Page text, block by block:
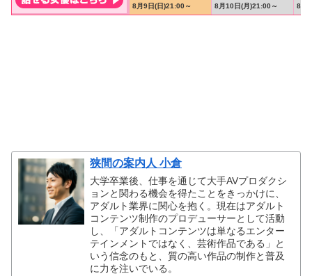
狭間の案内人 小倉
大学卒業後、仕事を通じて大手AVプロダクシ
ョンと関わる機会を得たことをきっかけに、
アダルト業界に関心を抱く。現在はアダルト
コンテンツ制作のプロデューサーとして活動
し、「アダルトコンテンツは単なるエンター
テインメントではなく、芸術作品である」と
いう信念のもと、質の高い作品の制作と普及
に力を注いでいる。